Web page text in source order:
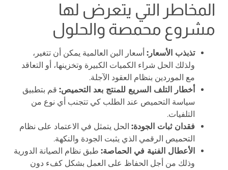
المخاطر التي يتعرض لها
مشروع محمصة والحلول
تذبذب الأسعار: أسعار البن العالمية يمكن أن تتغير،
ولذلك الحل شراء الكميات الكبيرة وتخزينها، أو التعاقد
مع الموردين بنظام العقود الآجلة.
أخطار التلف السريع للمنتج بعد التحميص: قم بتطبيق
سياسة التحميص عند الطلب كي تتجنب أي نوع من
التلفيات.
فقدان ثبات الجودة: الحل يتمثل في الاعتماد على نظام
التحميص الرقمي الذي يثبت الجودة والنكهة.
الأعطال الفنية في الحماصة: طبق نظام الصيانة الدورية
وذلك من أجل الحفاظ على العمل بشكل كفء دون